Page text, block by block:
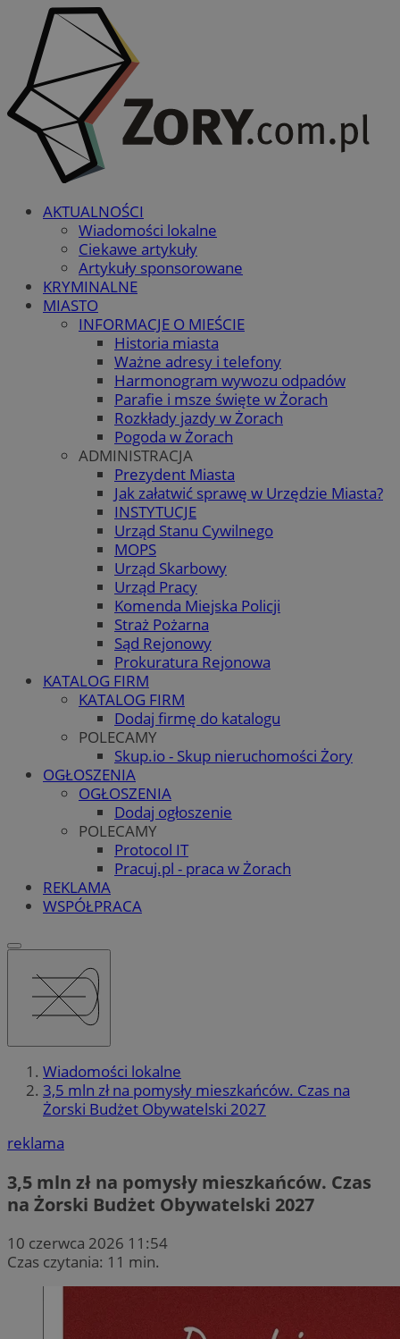
AKTUALNOŚCI
Wiadomości lokalne
Ciekawe artykuły
Artykuły sponsorowane
KRYMINALNE
MIASTO
INFORMACJE O MIEŚCIE
Historia miasta
Ważne adresy i telefony
Harmonogram wywozu odpadów
Parafie i msze święte w Żorach
Rozkłady jazdy w Żorach
Pogoda w Żorach
ADMINISTRACJA
Prezydent Miasta
Jak załatwić sprawę w Urzędzie Miasta?
INSTYTUCJE
Urząd Stanu Cywilnego
MOPS
Urząd Skarbowy
Urząd Pracy
Komenda Miejska Policji
Straż Pożarna
Sąd Rejonowy
Prokuratura Rejonowa
KATALOG FIRM
KATALOG FIRM
Dodaj firmę do katalogu
POLECAMY
Skup.io - Skup nieruchomości Żory
OGŁOSZENIA
OGŁOSZENIA
Dodaj ogłoszenie
POLECAMY
Protocol IT
Pracuj.pl - praca w Żorach
REKLAMA
WSPÓŁPRACA
Wiadomości lokalne
3,5 mln zł na pomysły mieszkańców. Czas na
Żorski Budżet Obywatelski 2027
reklama
3,5 mln zł na pomysły mieszkańców. Czas
na Żorski Budżet Obywatelski 2027
10 czerwca 2026 11:54
Czas czytania: 11 min.